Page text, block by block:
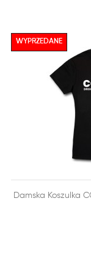
DODAJ DO
Damska Koszulka
WYPRZEDANE